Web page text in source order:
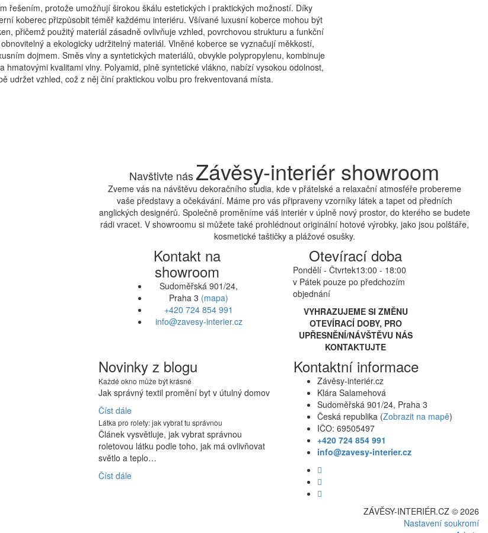
řešením, protože umožňují širokou škálu estetických i praktických možností. Díky
koberec přizpůsobit téměř každému interiéru. Všívané luxusní koberce mohou být
přičemž použitý materiál zásadně ovlivňuje vzhled, povrchovou strukturu a funkční
a ekologicky udržitelný materiál. Vlněné koberce se vyznačují měkkostí,
dojmem. Směs vlny a syntetických materiálů, obvykle polypropylenu, kombinuje
hmatovými kvalitami vlny. Polyamid, plně syntetické vlákno, nabízí vysokou odolnost,
udržet vzhled, což z něj činí praktickou volbu pro frekventovaná místa.
Navštivte násZávěsy-interiér showroom
Zveme vás na návštěvu dekoračního studia, kde v přátelské a relaxační atmosféře probereme
vaše představy a očekávání. Máme pro vás připraveny vzorníky látek a tapet od předních
anglických designérů. Společně proměníme váš interiér v úplně nový prostor, do kterého se budete
rádi vracet. V showroomu si můžete také prohlédnout originální hotové výrobky, jako jsou polštáře,
kosmetické taštičky a plážové osušky.
Kontakt na
showroom
Sudoměřská 901/24,
Praha 3 (mapa)
+420 724 854 991
info@zavesy-interier.cz
Otevírací doba
Pondělí - Čtvrtek13:00 - 18:00
v Pátek pouze po předchozím
objednání
VYHRAZUJEME SI ZMĚNU
OTEVÍRACÍ DOBY, PRO
UPŘESNĚNÍ/NÁVŠTĚVU NÁS
KONTAKTUJTE
Novinky z blogu
Každé okno může být krásné
Jak správný textil promění byt v útulný domov
Číst dále
Látka pro rolety: jak vybrat tu správnou
Článek vysvětluje, jak vybrat správnou
roletovou látku podle toho, jak má ovlivňovat
světlo a teplo…
Číst dále
Kontaktní informace
Závěsy-interiér.cz
Klára Salamehová
Sudoměřská 901/24, Praha 3
Česká republika (Zobrazit na mapě)
IČO: 69505497
+420 724 854 991
info@zavesy-interier.cz
ZÁVĚSY-INTERIÉR.CZ © 2026
Nastavení soukromí